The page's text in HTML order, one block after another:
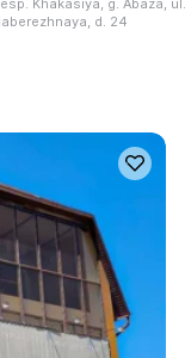
Khakasiya, g. Abaza, ul.
d. 24